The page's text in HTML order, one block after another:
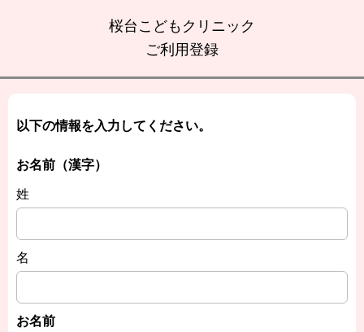
桜台こどもクリニック
ご利用登録
以下の情報を入力してください。
お名前（漢字）
姓
名
お名前